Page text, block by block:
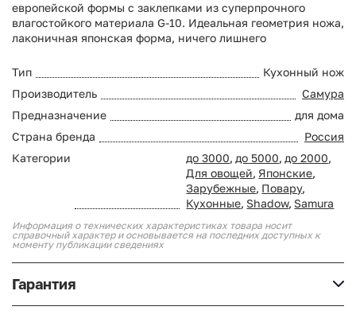
европейской формы с заклепками из суперпрочного
влагостойкого материала G-10. Идеальная геометрия ножа,
лаконичная японская форма, ничего лишнего
Тип
Кухонный нож
Производитель
Самура
Предназначение
для дома
Страна бренда
Россия
Категории
до 3000, до 5000, до 2000,
Для овощей, Японские,
Зарубежные, Повару,
Кухонные, Shadow, Samura
Информация о технических характеристиках товара носит
справочный характер и основывается на последних доступных к
моменту публикации сведениях
Гарантия